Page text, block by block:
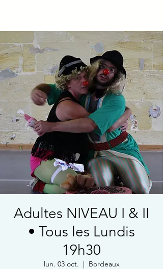
Adultes NIVEAU I & II
• Tous les Lundis
19h30
lun. 03 oct.
  |
Bordeaux